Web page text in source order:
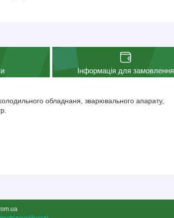
Інформація для замовлення
холодильного обладнаня, зварювального апарату,